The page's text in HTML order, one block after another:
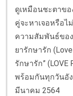
ดูเหมือนชะตาข
คู่จะหาเจอหรือ
ความสัมพันธ์ขอ
ยารักษารัก
รักษารัก” (LOVE
พร้อมกันทุกวันอัง
มีนาคม 2564